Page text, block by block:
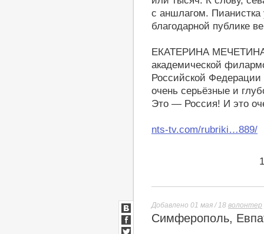
с аншлагом.
благодарной публике
ЕКАТЕРИНА МЕЧЕТИНА,
академической
Российской Федерации
очень серьёзные и
Это — Россия! И это
nts-tv.com/rubriki…889/
Добавлено 01 мая / 18 волонтер
Симферополь,
ВКонтакте
Facebook